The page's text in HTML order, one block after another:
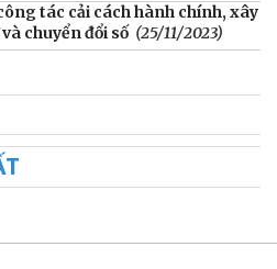
tác cải cách hành chính, xây
chuyển đổi số (25/11/2023)